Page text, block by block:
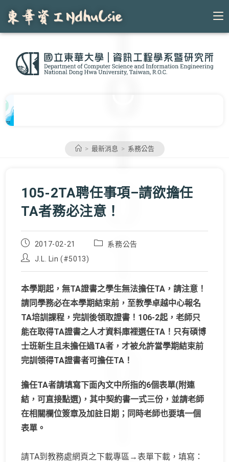
content
> 最新消息 > 系務公告
105-2TA聘任事項–請欲擔任
TA者務必注意！
Post
published:
2017-02-21
Post
系務公告
Post
J.L. Lin (#5013)
本學期起，無TA證書之學生無法擔任TA，請注意！
請同學務必在本學期結束前，至教學卓越中心報名
TA培訓課程，完訓後領取證書！106-2起，老師只
能在取得TA證書之人才資料庫裡選任TA！只有碩博
士班新生且未擔任過TA者，才被允許當學期結束前
完訓領得TA證書者可擔任TA！
擔任TA者請填寫下面內文中所指的6個表單(附連
結，可直接點選)，其中契約書一式三份，並請老師
在相關欄位簽章及加註日期；同時老師也要填一個
表單。
請TA到教務處網頁之下載專區→表單下載，填寫：